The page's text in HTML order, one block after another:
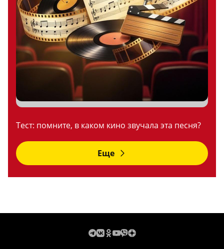
Тест: помните, в каком кино звучала эта песня?
Еще